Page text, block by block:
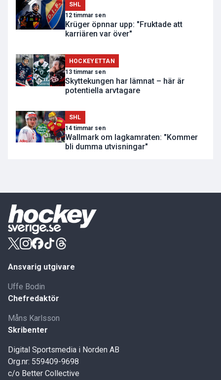
SHL
12 timmar sen
Krüger öpnnar upp: "Fruktade att
karriären var över"
HOCKEYETTAN
13 timmar sen
Skyttekungen har lämnat – här är
potentiella arvtagare
SHL
14 timmar sen
Wallmark om lagkamraten: "Kommer
bli dumma utvisningar"
Ansvarig utgivare
Uffe Bodin
Chefredaktör
Måns Karlsson
Skribenter
Digital Sportsmedia i Norden AB
Org.nr: 559409-9698
c/o Better Collective